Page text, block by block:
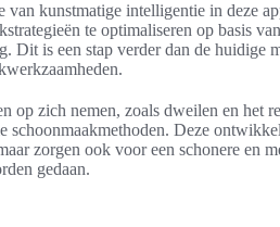
kunstmatige intelligentie in deze
te optimaliseren op basis
Dit is een stap verder dan de huidige
op zich nemen, zoals dweilen en het
schoonmaakmethoden. Deze
zorgen ook voor een schonere en
gedaan.